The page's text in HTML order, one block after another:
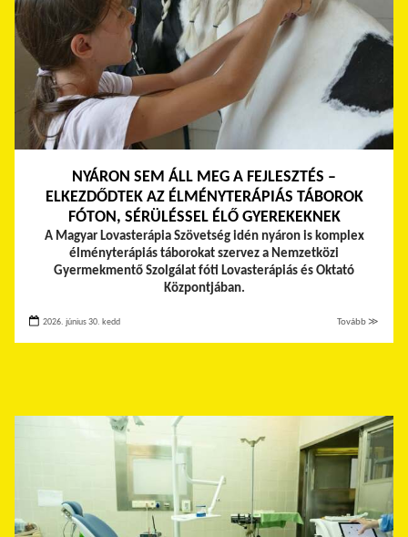
NYÁRON SEM ÁLL MEG A FEJLESZTÉS –
ELKEZDŐDTEK AZ ÉLMÉNYTERÁPIÁS TÁBOROK
FÓTON, SÉRÜLÉSSEL ÉLŐ GYEREKEKNEK
A Magyar Lovasterápia Szövetség idén nyáron is komplex
élményterápiás táborokat szervez a Nemzetközi
Gyermekmentő Szolgálat fóti Lovasterápiás és Oktató
Központjában.
2026. június 30. kedd Tovább ≫